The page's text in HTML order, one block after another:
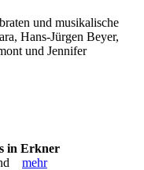
und musikalische
Hans-Jürgen Beyer,
und Jennifer
in Erkner
mehr